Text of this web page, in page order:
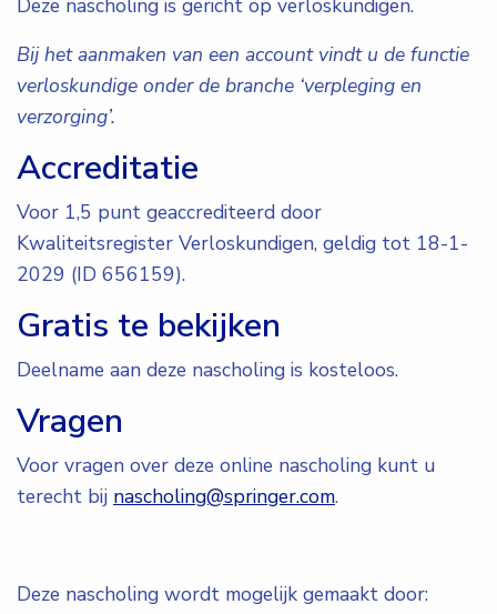
Bij het aanmaken van een account vindt u de functie
verloskundige onder de branche ‘verpleging en
verzorging’.
Accreditatie
Voor 1,5 punt geaccrediteerd door
Kwaliteitsregister Verloskundigen, geldig tot 18-1-
2029 (ID 656159).
Gratis te bekijken
Deelname aan deze nascholing is kosteloos.
Vragen
Voor vragen over deze online nascholing kunt u
terecht bij nascholing@springer.com.
Deze nascholing wordt mogelijk gemaakt door: